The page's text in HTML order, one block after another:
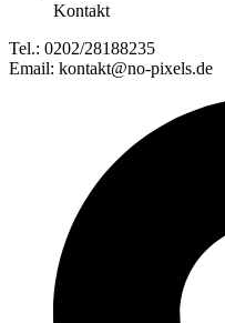
Kontakt
Tel.: 0202/28188235
Email: kontakt@no-pixels.de